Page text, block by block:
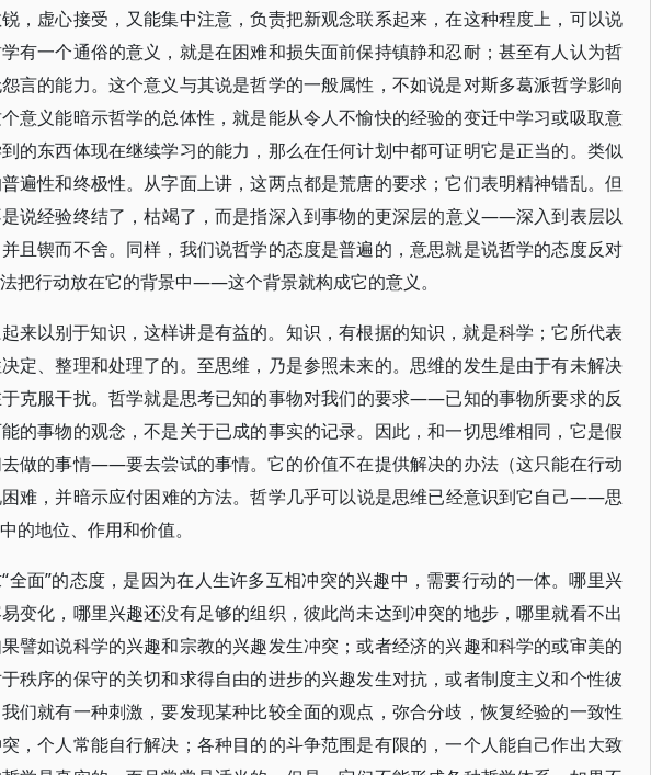
，虚心接受，又能集中注意，负责把新观念联系起来，在这种程度上，可以说
有一个通俗的意义，就是在困难和损失面前保持镇静和忍耐；甚至有人认为哲
言的能力。这个意义与其说是哲学的一般属性，不如说是对斯多葛派哲学影响
意义能暗示哲学的总体性，就是能从令人不愉快的经验的变迁中学习或吸取意
的东西体现在继续学习的能力，那么在任何计划中都可证明它是正当的。类似
遍性和终极性。从字面上讲，这两点都是荒唐的要求；它们表明精神错乱。但
说经验终结了，枯竭了，而是指深入到事物的更深层的意义——深入到表层以
且锲而不舍。同样，我们说哲学的态度是普遍的，意思就是说哲学的态度反对
把行动放在它的背景中——这个背景就构成它的意义。
来以别于知识，这样讲是有益的。知识，有根据的知识，就是科学；它所代表
定、整理和处理了的。至思维，乃是参照未来的。思维的发生是由于有未解决
克服干扰。哲学就是思考已知的事物对我们的要求——已知的事物所要求的反
的事物的观念，不是关于已成的事实的记录。因此，和一切思维相同，它是假
做的事情——要去尝试的事情。它的价值不在提供解决的办法（这只能在行动
难，并暗示应付困难的方法。哲学几乎可以说是思维已经意识到它自己——思
的地位、作用和价值。
全面”的态度，是因为在人生许多互相冲突的兴趣中，需要行动的一体。哪里兴
变化，哪里兴趣还没有足够的组织，彼此尚未达到冲突的地步，哪里就看不出
譬如说科学的兴趣和宗教的兴趣发生冲突；或者经济的兴趣和科学的或审美的
秩序的保守的关切和求得自由的进步的兴趣发生对抗，或者制度主义和个性彼
们就有一种刺激，要发现某种比较全面的观点，弥合分歧，恢复经验的一致性
，个人常能自行解决；各种目的的斗争范围是有限的，一个人能自己作出大致